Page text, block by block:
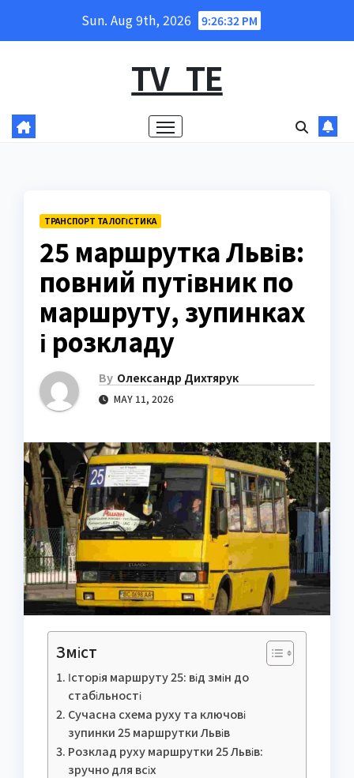
Sun. Aug 9th, 2026 9:26:33 PM
TV_TE
ТРАНСПОРТ ТА ЛОГІСТИКА
25 маршрутка Львів:
повний путівник по
маршруту, зупинках
і розкладу
By Олександр Дихтярук
MAY 11, 2026
Зміст
Історія маршруту 25: від змін до
стабільності
Сучасна схема руху та ключові
зупинки 25 маршрутки Львів
Розклад руху маршрутки 25 Львів:
зручно для всіх